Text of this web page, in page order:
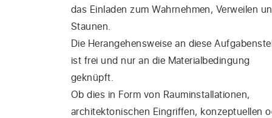
das Einladen zum Wahrnehmen, Verweilen
Staunen.
Die Herangehensweise an diese
ist frei und nur an die Materialbedingung
geknüpft.
Ob dies in Form von Rauminstallationen,
architektonischen Eingriffen, konzeptuellen